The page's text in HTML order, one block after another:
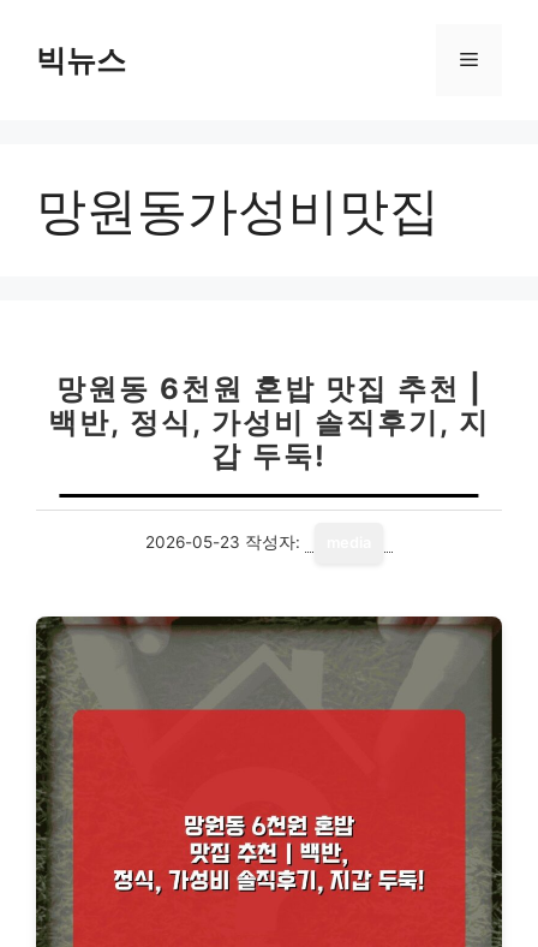
빅뉴스 메
망원동가성비맛집
망원동 6천원 혼밥 맛집 추천 |
백반, 정식, 가성비 솔직후기, 지
갑 두둑!
2026-05-23 작성자: